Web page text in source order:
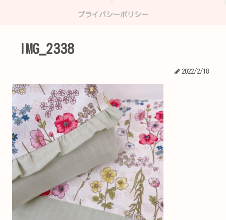
プライバシーポリシー
IMG_2338
2022/2/18